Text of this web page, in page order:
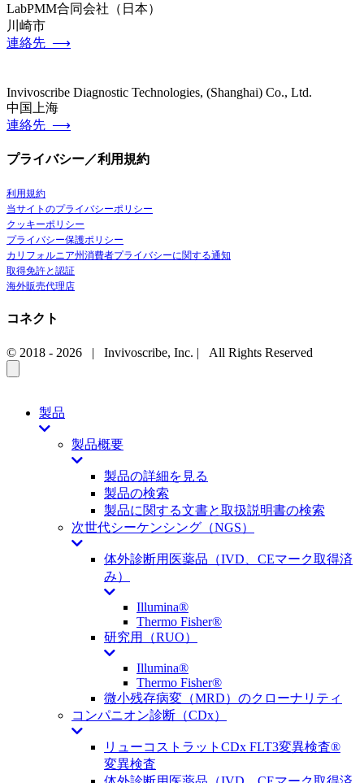
LabPMM合同会社（日本）
川崎市
連絡先 ⟶
Invivoscribe Diagnostic Technologies, (Shanghai) Co., Ltd.
中国上海
連絡先 ⟶
プライバシー／利用規約
利用規約
当サイトのプライバシーポリシー
クッキーポリシー
プライバシー保護ポリシー
カリフォルニア州消費者プライバシーに関する通知
取得免許と認証
海外販売代理店
コネクト
© 2018 - 2026 | Invivoscribe, Inc. | All Rights Reserved
製品
製品概要
製品の詳細を見る
製品の検索
製品に関する文書と取扱説明書の検索
次世代シーケンシング（NGS）
体外診断用医薬品（IVD、CEマーク取得済
み）
Illumina®
Thermo Fisher®
研究用（RUO）
Illumina®
Thermo Fisher®
微小残存病変（MRD）のクローナリティ
コンパニオン診断（CDx）
リューコストラットCDx FLT3変異検査®
変異検査